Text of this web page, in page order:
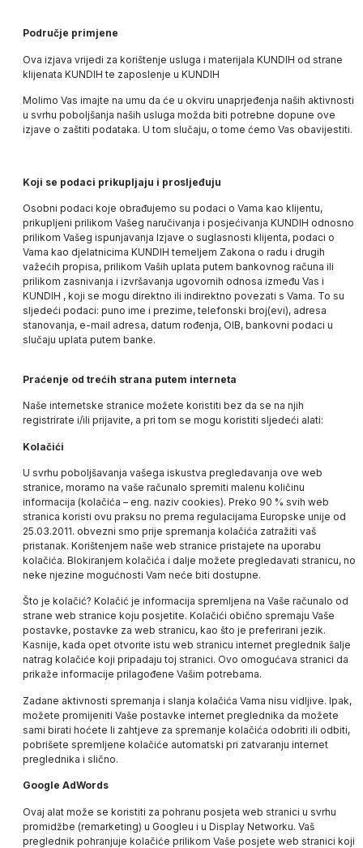
Područje primjene
Ova izjava vrijedi za korištenje usluga i materijala KUNDIH od strane
klijenata KUNDIHte zaposlenje u KUNDIH
Molimo Vas imajte na umu da će u okviru unaprjeđenja naših aktivnosti
u svrhu poboljšanja naših usluga možda biti potrebne dopune ove
izjave o zaštiti podataka. U tom slučaju, o tome ćemo Vas obavijestiti.
Koji se podaci prikupljaju i prosljeđuju
Osobni podaci koje obrađujemo su podaci o Vama kao klijentu,
prikupljeni prilikom Vašeg naručivanja i posjećivanja KUNDIH odnosno
prilikom Vašeg ispunjavanja Izjave o suglasnosti klijenta, podaci o
Vama kao djelatnicima KUNDIHtemeljem Zakona o radu i drugih
važećih propisa, prilikom Vaših uplata putem bankovnog računa ili
prilikom zasnivanja i izvršavanja ugovornih odnosa između Vas i
KUNDIH , koji se mogu direktno ili indirektno povezati s Vama. To su
sljedeći podaci: puno ime i prezime, telefonski broj(evi), adresa
stanovanja, e-mail adresa, datum rođenja, OIB, bankovni podaci u
slučaju uplata putem banke.
Praćenje od trećih strana putem interneta
Naše internetske stranice možete koristiti bez da se na njih
registrirate i/ili prijavite, a pri tom se mogu koristiti sljedeći alati:
Kolačići
U svrhu poboljšavanja vašega iskustva pregledavanja ove web
stranice, moramo na vaše računalo spremiti malenu količinu
informacija (kolačića – eng. naziv cookies). Preko 90 % svih web
stranica koristi ovu praksu no prema regulacijama Europske unije od
25.03.2011. obvezni smo prije spremanja kolačića zatražiti vaš
pristanak. Korištenjem naše web stranice pristajete na uporabu
kolačića. Blokiranjem kolačića i dalje možete pregledavati stranicu, no
neke njezine mogućnosti Vam neće biti dostupne.
Što je kolačić? Kolačić je informacija spremljena na Vaše računalo od
strane web stranice koju posjetite. Kolačići obično spremaju Vaše
postavke, postavke za web stranicu, kao što je preferirani jezik.
Kasnije, kada opet otvorite istu web stranicu internet preglednik šalje
natrag kolačiće koji pripadaju toj stranici. Ovo omogućava stranici da
prikaže informacije prilagođene Vašim potrebama.
Zadane aktivnosti spremanja i slanja kolačića Vama nisu vidljive. Ipak,
možete promijeniti Vaše postavke internet preglednika da možete
sami birati hoćete li zahtjeve za spremanje kolačića odobriti ili odbiti,
pobrišete spremljene kolačiće automatski pri zatvaranju internet
preglednika i slično.
Google AdWords
Ovaj alat može se koristiti za pohranu posjeta web stranici u svrhu
promidžbe (remarketing) u Googleu i u Display Networku. Vaš
preglednik pohranjuje kolačiće prilikom Vaše posjete web stranici koji